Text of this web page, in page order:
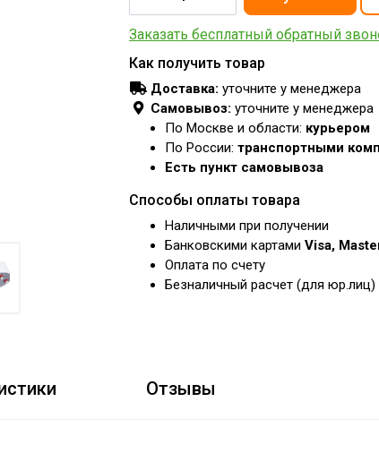
Заказать бесплатный обратный
Как получить товар
Доставка: уточните у менеджера
Самовывоз: уточните у менеджера
По Москве и области: курьером
По России: транспортными
Есть пункт самовывоза
Способы оплаты товара
Наличными при получении
Банковскими картами Visa,
Оплата по счету
Безналичный расчет (для юр.лиц)
Отзывы